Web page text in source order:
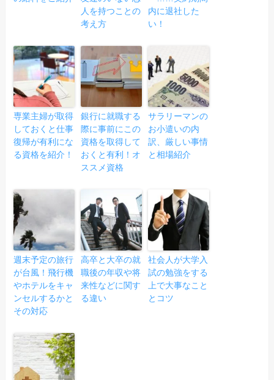
人を持つことの
考え方
内に退社した
い！
専業主婦が取得
しておくと仕事
復帰が有利にな
る資格を紹介！
銀行に就職する
際に事前にこの
資格を取得して
おくと有利！オ
ススメ資格
サラリーマンの
お小遣いの内
訳、厳しい事情
と相場紹介
週末予定の旅行
が台風！飛行機
やホテルをキャ
ンセルするかと
その対応
高卒と大卒の就
職後の年収や将
来性などに関す
る違い
社会人が大学入
試の勉強をする
上で大事なこと
とコツ